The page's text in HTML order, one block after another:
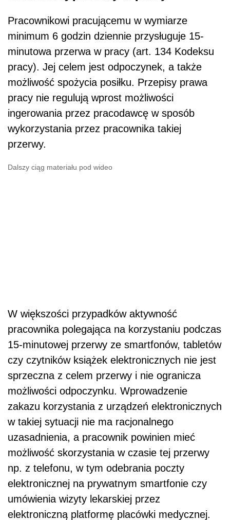
Pracownikowi pracującemu w wymiarze
minimum 6 godzin dziennie przysługuje 15-
minutowa przerwa w pracy (art. 134 Kodeksu
pracy). Jej celem jest odpoczynek, a także
możliwość spożycia posiłku. Przepisy prawa
pracy nie regulują wprost możliwości
ingerowania przez pracodawcę w sposób
wykorzystania przez pracownika takiej
przerwy.
Dalszy ciąg materiału pod wideo
W większości przypadków aktywność
pracownika polegająca na korzystaniu podczas
15-minutowej przerwy ze smartfonów, tabletów
czy czytników książek elektronicznych nie jest
sprzeczna z celem przerwy i nie ogranicza
możliwości odpoczynku. Wprowadzenie
zakazu korzystania z urządzeń elektronicznych
w takiej sytuacji nie ma racjonalnego
uzasadnienia, a pracownik powinien mieć
możliwość skorzystania w czasie tej przerwy
np. z telefonu, w tym odebrania poczty
elektronicznej na prywatnym smartfonie czy
umówienia wizyty lekarskiej przez
elektroniczną platformę placówki medycznej.